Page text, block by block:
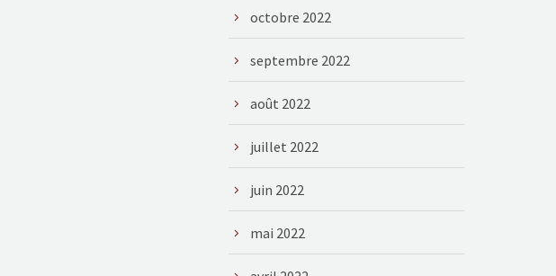
octobre 2022
septembre 2022
août 2022
juillet 2022
juin 2022
mai 2022